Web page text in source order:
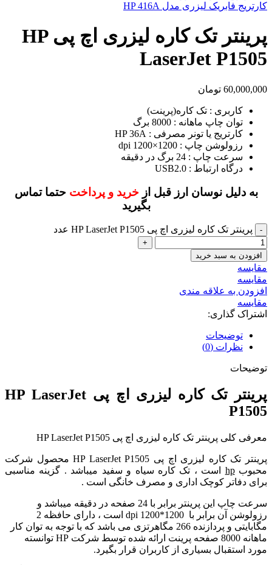
کارتریج فابریک لیزری مدل HP 416A
پرینتر تک کاره لیزری اچ پی HP
LaserJet P1505
60,000,000 تومان
کاربری : تک کاره(پرینت)
توان چاپ ماهانه : 8000 برگ
کارتریج یا تونر مصرفی : HP 36A
رزولوشن چاپ : 1200×1200 dpi
سرعت چاپ : 24 برگ در دقیقه
درگاه ارتباط : USB2.0
به دلیل نوسان ارز قبل از خرید و پرداختحتما تماس
بگیرید
پرینتر تک کاره لیزری اچ پی HP LaserJet P1505 عدد
افزودن به سبد خرید
مقايسه
مقایسه
افزودن به علاقه مندی
مقایسه
اشتراک گذاری:
توضیحات
نظرات (0)
توضیحات
پرینتر تک کاره لیزری اچ پی HP LaserJet
P1505
معرفی کلی پرینتر تک کاره لیزری اچ پی HP LaserJet P1505
پرینتر تک کاره لیزری اچ پی HP LaserJet P1505 محصول شرکت
محبوبhp است ، تک کاره سیاه و سفید میباشد . گزینه مناسبی
برای دفاتر کوچک اداری و مصرف خانگی است .
سرعت چاپ این پرینتر برابر با 24 صفحه در دقیقه میباشد و
رزولوشن آن برابر با dpi 1200*1200 است ، دارای حافظه 2
مگابایتی و پردازنده 266 مگاهرتزی می باشد که با توجه به توان کار
ماهانه 8000 صفحه پرینت ارائه شده توسط شرکت HP توانسته
مورد استقبال بسیاری از کاربران قرار بگیرد.